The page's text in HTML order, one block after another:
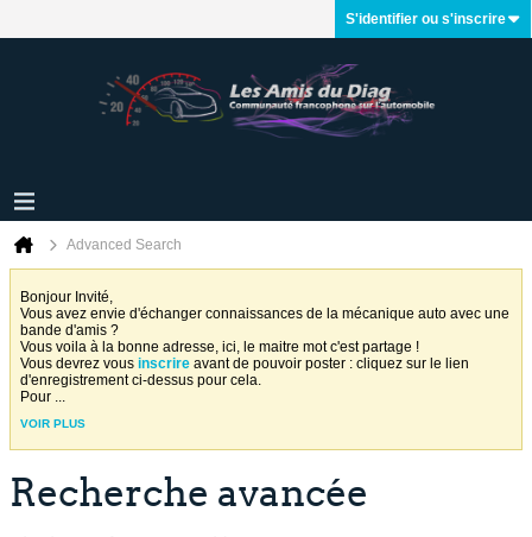
S'identifier ou s'inscrire
Advanced Search
Bonjour Invité,
Vous avez envie d'échanger connaissances de la mécanique auto avec une
bande d'amis ?
Vous voila à la bonne adresse, ici, le maitre mot c'est partage !
Vous devrez vous inscrire avant de pouvoir poster : cliquez sur le lien
d'enregistrement ci-dessus pour cela.
Pour ...
VOIR PLUS
Recherche avancée